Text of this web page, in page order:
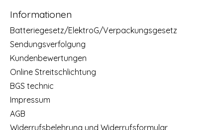
Informationen
Batteriegesetz/ElektroG/Verpackungsgesetz
Sendungsverfolgung
Kundenbewertungen
Online Streitschlichtung
BGS technic
Impressum
AGB
Widerrufsbelehrung und Widerrufsformular